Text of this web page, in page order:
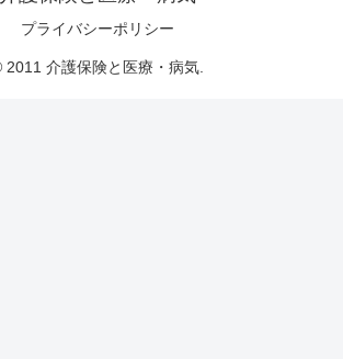
プライバシーポリシー
2011 介護保険と医療・病気.